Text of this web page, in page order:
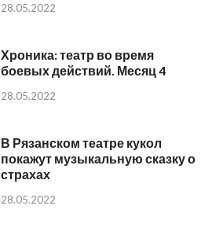
28.05.2022
Хроника: театр во время
боевых действий. Месяц 4
28.05.2022
В Рязанском театре кукол
покажут музыкальную сказку о
страхах
28.05.2022